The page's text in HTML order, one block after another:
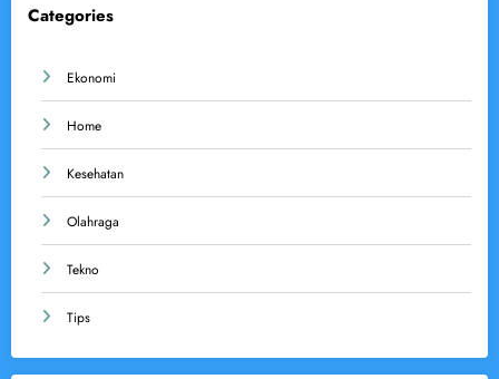
Categories
Ekonomi
Home
Kesehatan
Olahraga
Tekno
Tips